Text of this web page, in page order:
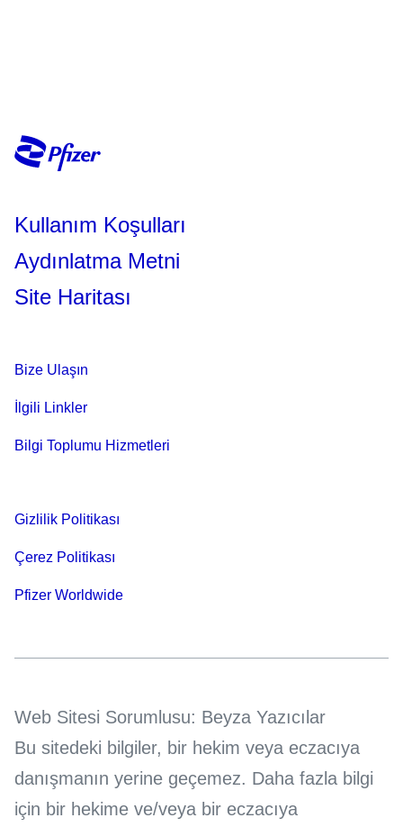
Kullanım Koşulları
Aydınlatma Metni
Site Haritası
Bize Ulaşın
İlgili Linkler
Bilgi Toplumu Hizmetleri
Gizlilik Politikası
Çerez Politikası
Pfizer Worldwide
Web Sitesi Sorumlusu: Beyza Yazıcılar
Bu sitedeki bilgiler, bir hekim veya eczacıya
danışmanın yerine geçemez. Daha fazla bilgi
için bir hekime ve/veya bir eczacıya